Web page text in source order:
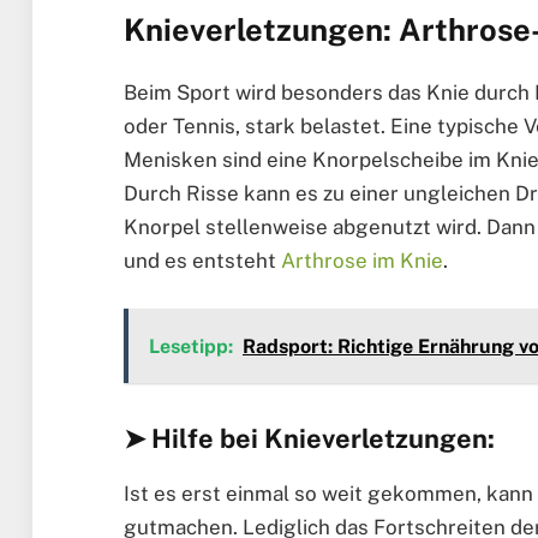
Knieverletzungen:
Beim Sport wird besonders das Knie
oder Tennis, stark belastet. Eine typische
Menisken sind eine Knorpelscheibe im
Durch Risse kann es zu einer ungleichen
Knorpel stellenweise abgenutzt wird.
und es entsteht Arthrose im Knie.
Lesetipp: Radsport: Richtige Ernährung
➤ Hilfe bei Knieverletzungen:
Ist es erst einmal so weit gekommen,
gutmachen. Lediglich das Fortschreiten